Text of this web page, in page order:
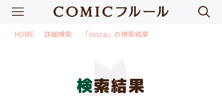
HOME chevron_right 詳細検索 chevron_right 「rosca」の検索結果
検索結果